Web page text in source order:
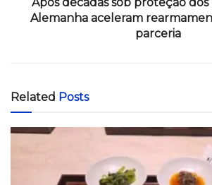
Alemanha aceleram
parceria
Related Posts